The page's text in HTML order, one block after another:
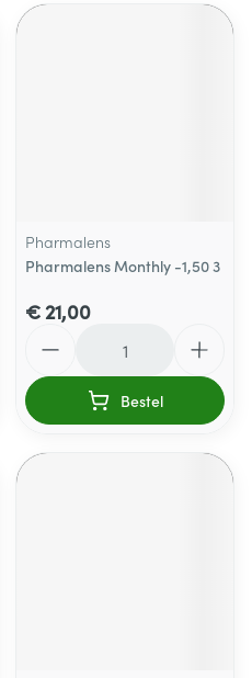
Pharmalens
Pharmalens Monthly -1,50 3
€ 21,00
Bestel